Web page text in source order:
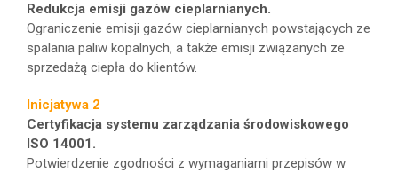
Redukcja emisji gazów cieplarnianych.
Ograniczenie emisji gazów cieplarnianych powstających ze
spalania paliw kopalnych, a także emisji związanych ze
sprzedażą ciepła do klientów.
Inicjatywa 2
Certyfikacja systemu zarządzania środowiskowego
ISO 14001.
Potwierdzenie zgodności z wymaganiami przepisów w